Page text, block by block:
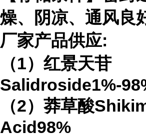
燥、阴凉、通风良
厂家产品供应:
（1）红景天苷
Salidroside1%-
（2）莽草酸
Acid98%